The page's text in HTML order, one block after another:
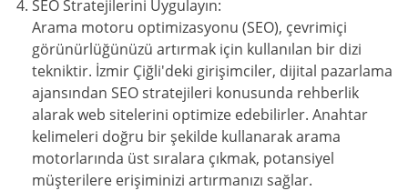
SEO Stratejilerini Uygulayın:
Arama motoru optimizasyonu (SEO), çevrimiçi
görünürlüğünüzü artırmak için kullanılan bir dizi
tekniktir. İzmir Çiğli'deki girişimciler, dijital pazarlama
ajansından SEO stratejileri konusunda rehberlik
alarak web sitelerini optimize edebilirler. Anahtar
kelimeleri doğru bir şekilde kullanarak arama
motorlarında üst sıralara çıkmak, potansiyel
müşterilere erişiminizi artırmanızı sağlar.